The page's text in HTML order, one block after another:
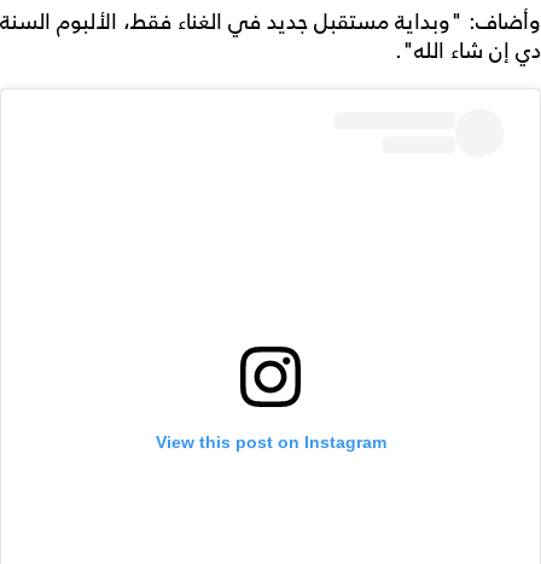
وأضاف: "وبداية مستقبل جديد في الغناء فقط، الألبوم السنة
دي إن شاء الله".
View this post on Instagram